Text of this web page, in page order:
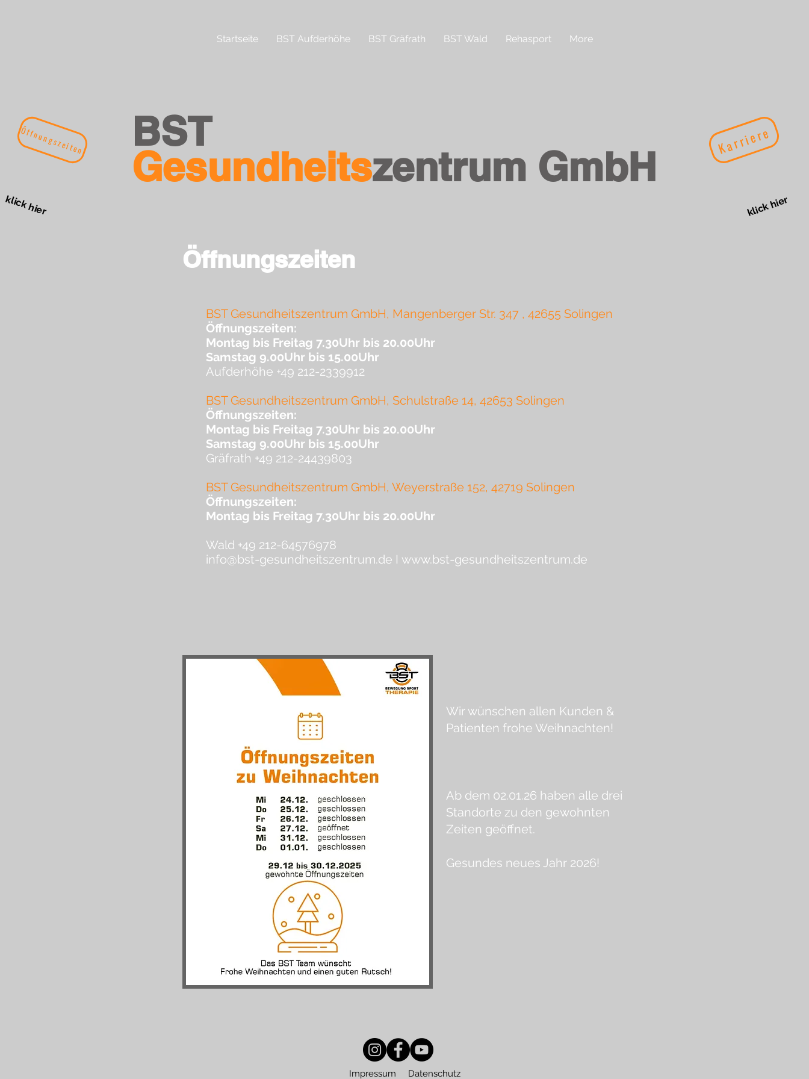
Startseite BST Aufderhöhe BST Gräfrath BST Wald Rehasport More
Öffnungszeiten
klick hier
BST
Gesundheitszentrum GmbH
Karriere
klick hier
Öffnungszeiten
BST Gesundheitszentrum GmbH, Mangenberger Str. 347 , 42655 Solingen
Öffnungszeiten:
Montag bis Freitag 7.30Uhr bis 20.00Uhr
Samstag 9.00Uhr bis 15.00Uhr
Aufderhöhe +49 212-2339912
BST Gesundheitszentrum GmbH, Schulstraße 14, 42653 Solingen
Öffnungszeiten:
Montag bis Freitag 7.30Uhr bis 20.00Uhr
Samstag 9.00Uhr bis 15.00Uhr
Gräfrath +49 212-24439803
BST Gesundheitszentrum GmbH, Weyerstraße 152, 42719 Solingen
Öffnungszeiten:
Montag bis Freitag 7.30Uhr bis 20.00Uhr
Wald +49 212-64576978
info@bst-gesundheitszentrum.de I www.bst-gesundheitszentrum.de
Wir wünschen allen Kunden &
Patienten frohe Weihnachten!
Ab dem 02.01.26 haben alle drei
Standorte zu den gewohnten
Zeiten geöffnet.
Gesundes neues Jahr 2026!
Impressum Datenschutz